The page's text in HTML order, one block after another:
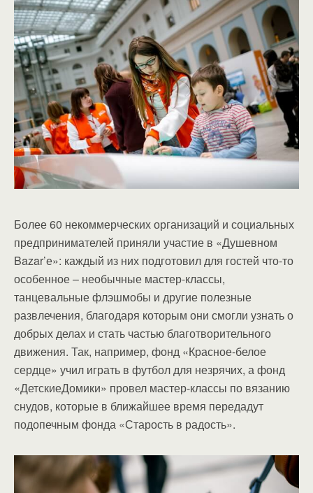
Более 60 некоммерческих организаций и социальных
предпринимателей приняли участие в «Душевном
Bazar’е»: каждый из них подготовил для гостей что-то
особенное – необычные мастер-классы,
танцевальные флэшмобы и другие полезные
развлечения, благодаря которым они смогли узнать о
добрых делах и стать частью благотворительного
движения. Так, например, фонд «Красное-белое
сердце» учил играть в футбол для незрячих, а фонд
«ДетскиеДомики» провел мастер-классы по вязанию
снудов, которые в ближайшее время передадут
подопечным фонда «Старость в радость».